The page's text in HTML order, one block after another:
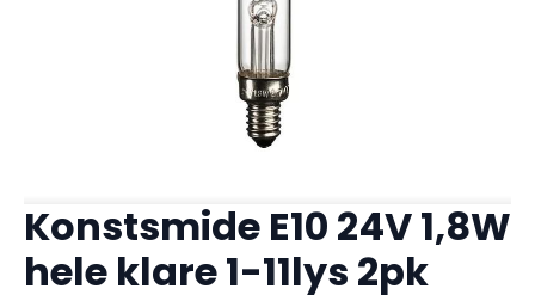
Konstsmide E10 24V 1,8W
hele klare 1-11lys 2pk